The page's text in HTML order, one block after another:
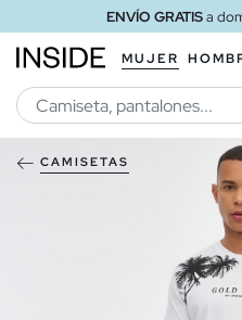
ENVÍO GRATISa
MUJER
CAMISETAS